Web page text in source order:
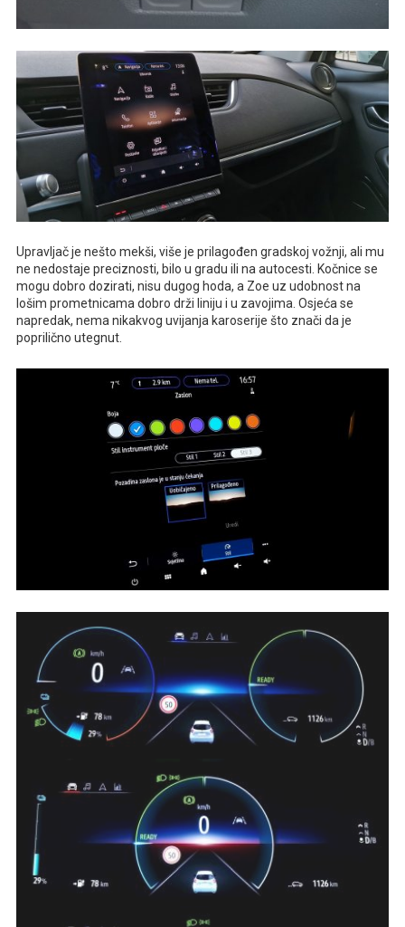
Upravljač je nešto mekši, više je prilagođen gradskoj vožnji, ali mu
ne nedostaje preciznosti, bilo u gradu ili na autocesti. Kočnice se
mogu dobro dozirati, nisu dugog hoda, a Zoe uz udobnost na
lošim prometnicama dobro drži liniju i u zavojima. Osjeća se
napredak, nema nikakvog uvijanja karoserije što znači da je
poprilično utegnut.